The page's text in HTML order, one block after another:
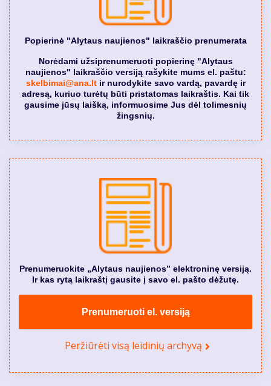
Popierinė "Alytaus naujienos" laikraščio prenumerata
Norėdami užsiprenumeruoti popierinę "Alytaus
naujienos" laikraščio versiją rašykite mums el. paštu:
skelbimai@ana.ltir nurodykite savo vardą, pavardę ir
adresą, kuriuo turėtų būti pristatomas laikraštis. Kai tik
gausime jūsų laišką, informuosime Jus dėl tolimesnių
žingsnių.
Prenumeruokite „Alytaus naujienos” elektroninę versiją.
Ir kas rytą laikraštį gausite į savo el. pašto dėžutę.
Prenumeruoti el. versiją
Peržiūrėti visą leidinių archyvą